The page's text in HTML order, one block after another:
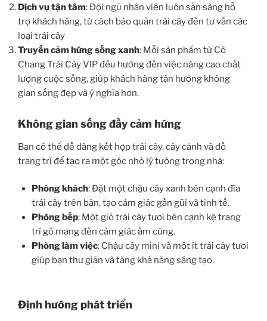
Dịch vụ tận tâm: Đội ngũ nhân viên luôn sẵn sàng hỗ
trợ khách hàng, từ cách bảo quản trái cây đến tư vấn các
loại trái cây
Truyền cảm hứng sống xanh: Mỗi sản phẩm từ Cô
Chang Trái Cây VIP đều hướng đến việc nâng cao chất
lượng cuộc sống, giúp khách hàng tận hưởng không
gian sống đẹp và ý nghĩa hơn.
Không gian sống đầy cảm hứng
Bạn có thể dễ dàng kết hợp trái cây, cây cảnh và đồ
trang trí để tạo ra một góc nhỏ lý tưởng trong nhà:
Phòng khách: Đặt một chậu cây xanh bên cạnh đĩa
trái cây trên bàn, tạo cảm giác gần gũi và tinh tế.
Phòng bếp: Một giỏ trái cây tươi bên cạnh kệ trang
trí gỗ mang đến cảm giác ấm cúng.
Phòng làm việc: Chậu cây mini và một ít trái cây tươi
giúp bạn thư giãn và tăng khả năng sáng tạo.
Định hướng phát triển